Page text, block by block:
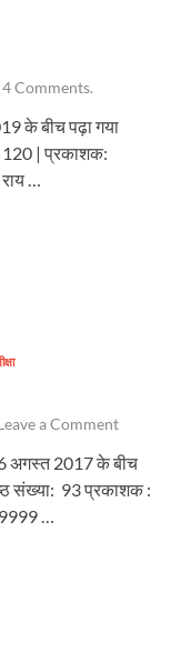
4 Comments.
के बीच पढ़ा गया
120 | प्रकाशक:
…
a Comment
अगस्त 2017 के बीच
संख्या: 93 प्रकाशक :
…